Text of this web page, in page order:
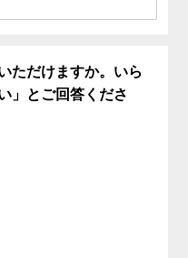
ただけますか。いら
」とご回答くださ